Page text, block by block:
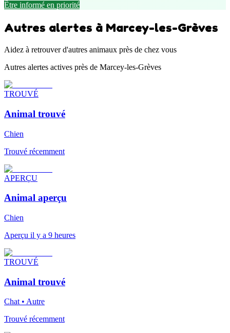
Être informé en priorité
Autres alertes à Marcey-les-Grèves
Aidez à retrouver d'autres animaux près de chez vous
Autres alertes actives près de Marcey-les-Grèves
TROUVÉ
Animal trouvé
Chien
Trouvé récemment
APERÇU
Animal aperçu
Chien
Aperçu il y a 9 heures
TROUVÉ
Animal trouvé
Chat • Autre
Trouvé récemment